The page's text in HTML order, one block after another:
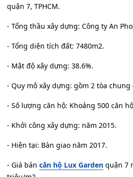
quận 7, TPHCM.
- Tổng thầu xây dựng: Công ty An
- Tổng diện tích đất: 7480m2.
- Mật độ xây dựng: 38.6%.
- Quy mô xây dựng: gồm 2 tòa chung
- Số lượng căn hộ: Khoảng 500 căn
- Khởi công xây dựng: năm 2015.
- Hiện tại: Bàn giao năm 2017.
- Giá bán căn hộ Lux Garden quận 7